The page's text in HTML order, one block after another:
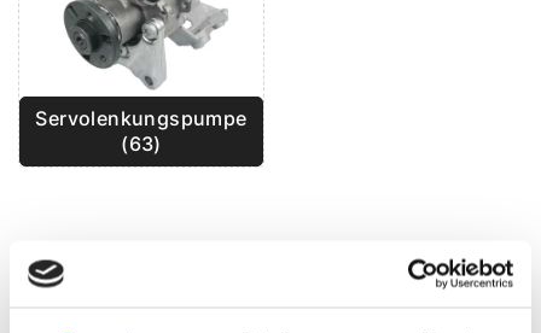
Servolenkungspumpe
(63)